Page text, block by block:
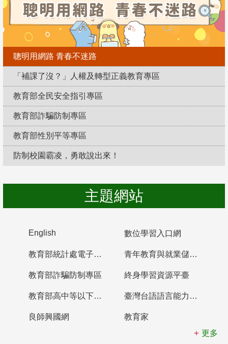
聰明用網路 青春不迷路
「補課了沒？」人權及轉型正義教育專區
教育部全民安全指引專區
教育部詐騙防制專區
教育部性別平等專區
防制校園霸凌，勇敢說出來！
主題網站
English 數位學習入口網
教育部統計處電子書櫃 青年教育與就業儲蓄帳戶
教育部詐騙防制專區 終身學習資源平臺
教育部高中等以下學校及幼兒園教師資格檢定考試 臺灣台語語言能力認證網站
良師興國網
教育家
更多